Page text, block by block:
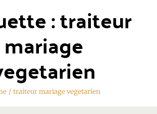
:traiteur
mariage
/ traiteur mariage vegetarien